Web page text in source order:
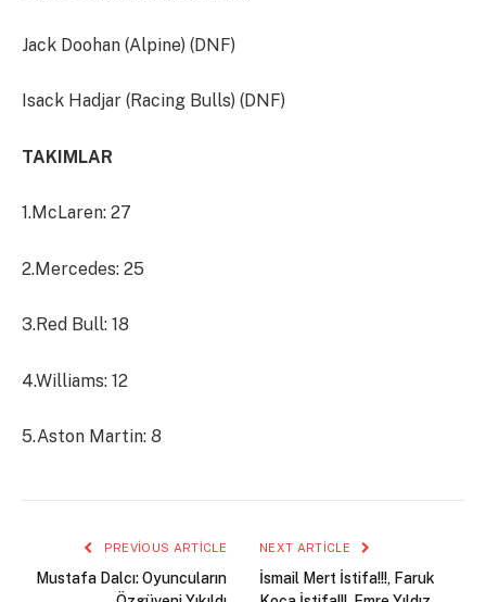
Jack Doohan (Alpine) (DNF)
Isack Hadjar (Racing Bulls) (DNF)
TAKIMLAR
1.McLaren: 27
2.Mercedes: 25
3.Red Bull: 18
4.Williams: 12
5.Aston Martin: 8
PREVIOUS ARTICLE
Mustafa Dalcı: Oyuncuların
NEXT ARTICLE
İsmail Mert İstifa!!!, Faruk